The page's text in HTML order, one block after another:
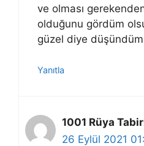
ve olması
olduğunu gördüm
güzel diye düşündüm
Yanıtla
1001 Rüya
26 Eylül 2021